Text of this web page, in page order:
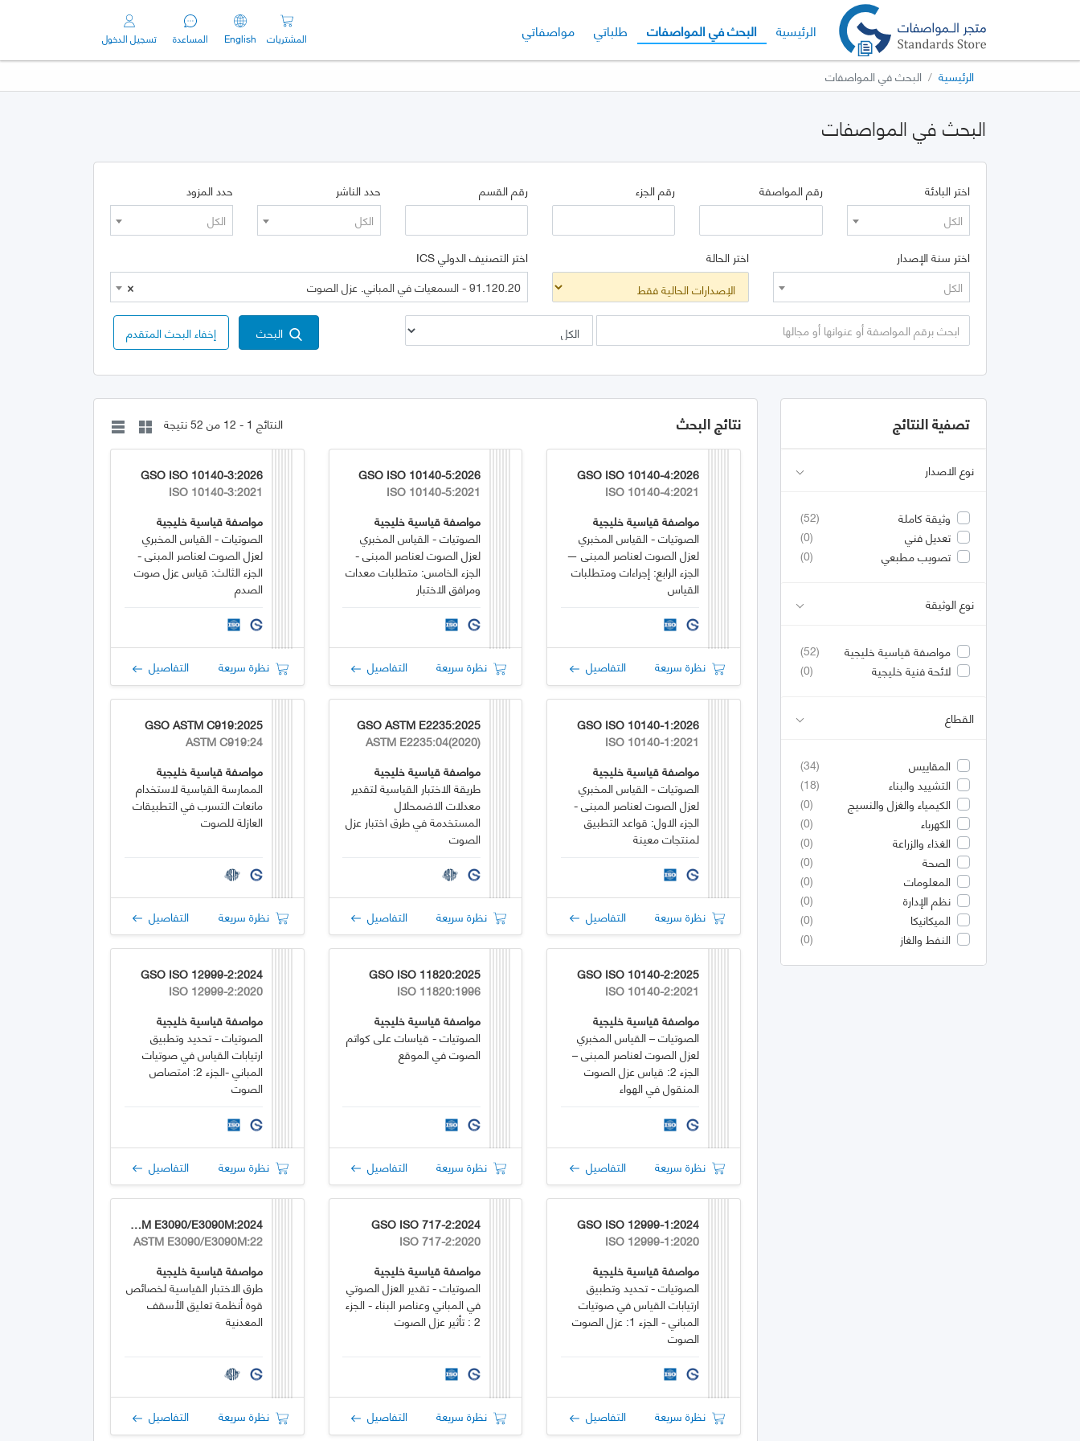
المشتريات الرئيسيةالإصدار الحالي
البحث في المواصفاتالإصدار الحالي
طلباتي مواصفاتي English المساعدة تسجيل الدخول
الرئيسية البحث في المواصفات
البحث في المواصفات
اختر البادئة
الكل
رقم المواصفة رقم الجزء رقم القسم
حدد الناشر
الكل
حدد المزود
الكل
اختر سنة الإصدار
الكل
اختر الحالة
اختر التصنيف الدولي ICS
×
91.120.20 - السمعيات في المباني. عزل الصوت
البحث إخفاء البحث المتقدم
تصفية النتائج
نوع الاصدار
وثيقة كاملة
(52)
تعديل فني
(0)
تصويب مطبعي
(0)
نوع الوثيقة
مواصفة قياسية خليجية
(52)
لائحة فنية خليجية
(0)
القطاع
المقاييس
(34)
التشييد والبناء
(18)
الكيمياء والغزل والنسيج
(0)
الكهرباء
(0)
الغذاء والزراعة
(0)
الصحة
(0)
المعلومات
(0)
نظم الإدارة
(0)
الميكانيكا
(0)
النفط والغاز
(0)
نتائج البحث النتائج 1 - 12 من 52 نتيجة
GSO ISO 10140-4:2026
ISO 10140-4:2021
مواصفة قياسية خليجية
الصوتيات - القياس المخبري
لعزل الصوت لعناصر المبنى —
الجزء الرابع: إجراءات ومتطلبات
القياس
نظرة سريعة التفاصيل
GSO ISO 10140-5:2026
ISO 10140-5:2021
مواصفة قياسية خليجية
الصوتيات - القياس المخبري
لعزل الصوت لعناصر المبنى -
الجزء الخامس: متطلبات معدات
ومرافق الاختبار
نظرة سريعة التفاصيل
GSO ISO 10140-3:2026
ISO 10140-3:2021
مواصفة قياسية خليجية
الصوتيات - القياس المخبري
لعزل الصوت لعناصر المبنى -
الجزء الثالث: قياس عزل صوت
الصدم
نظرة سريعة التفاصيل
GSO ISO 10140-1:2026
ISO 10140-1:2021
مواصفة قياسية خليجية
الصوتيات - القياس المخبري
لعزل الصوت لعناصر المبنى -
الجزء الاول: قواعد التطبيق
لمنتجات معينة
نظرة سريعة التفاصيل
GSO ASTM E2235:2025
ASTM E2235:04(2020)
مواصفة قياسية خليجية
طريقة الاختبار القياسية لتقدير
معدلات الاضمحلال
المستخدمة في طرق اختبار عزل
الصوت
نظرة سريعة التفاصيل
GSO ASTM C919:2025
ASTM C919:24
مواصفة قياسية خليجية
الممارسة القياسية لاستخدام
مانعات التسرب في التطبيقات
العازلة للصوت
نظرة سريعة التفاصيل
GSO ISO 10140-2:2025
ISO 10140-2:2021
مواصفة قياسية خليجية
الصوتيات – القياس المخبري
لعزل الصوت لعناصر المبنى –
الجزء 2: قياس عزل الصوت
المنقول في الهواء
نظرة سريعة التفاصيل
GSO ISO 11820:2025
ISO 11820:1996
مواصفة قياسية خليجية
الصوتيات - قياسات على كواتم
الصوت في الموقع
نظرة سريعة التفاصيل
GSO ISO 12999-2:2024
ISO 12999-2:2020
مواصفة قياسية خليجية
الصوتيات - تحديد وتطبيق
ارتيابات القياس في صوتيات
المباني -الجزء 2: امتصاص
الصوت
نظرة سريعة التفاصيل
GSO ISO 12999-1:2024
ISO 12999-1:2020
مواصفة قياسية خليجية
الصوتيات - تحديد وتطبيق
ارتيابات القياس في صوتيات
المباني - الجزء 1: عزل الصوت
الصوت
نظرة سريعة التفاصيل
GSO ISO 717-2:2024
ISO 717-2:2020
مواصفة قياسية خليجية
الصوتيات - تقدير العزل الصوتي
في المباني وعناصر البناء - الجزء
2 : تأثير عزل الصوت
نظرة سريعة التفاصيل
GSO ASTM E3090/E3090M:2024
ASTM E3090/E3090M:22
مواصفة قياسية خليجية
طرق الاختبار القياسية لخصائص
قوة أنظمة تعليق الأسقف
المعدنية
نظرة سريعة التفاصيل